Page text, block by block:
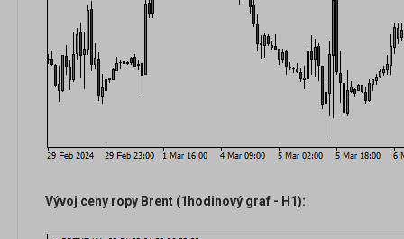
Vývoj ceny ropy Brent (1hodinový graf - H1):